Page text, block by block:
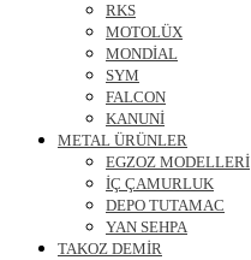
RKS
MOTOLÜX
MONDİAL
SYM
FALCON
KANUNİ
METAL ÜRÜNLER
EGZOZ MODELLERİ
İÇ ÇAMURLUK
DEPO TUTAMAC
YAN SEHPA
TAKOZ DEMİR